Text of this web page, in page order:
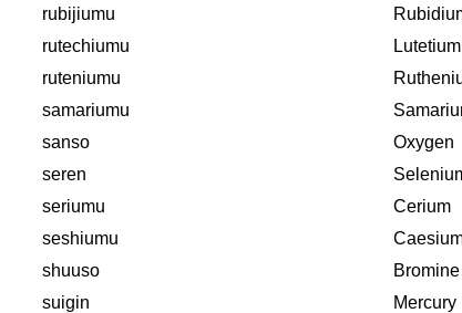
rubijiumu
rutechiumu
Lutetium
ruteniumu
samariumu
sanso
Oxygen
seren
seriumu
Cerium
seshiumu
shuuso
Bromine
suigin
Mercury